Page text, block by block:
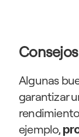
Algunas
garantizar
ejemplo,